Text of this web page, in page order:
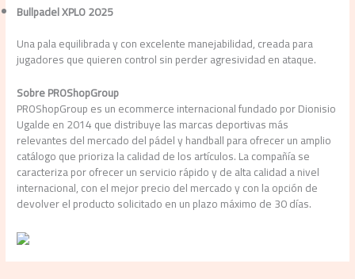
Bullpadel XPLO 2025
Una pala equilibrada y con excelente manejabilidad, creada para
jugadores que quieren control sin perder agresividad en ataque.
Sobre PROShopGroup
PROShopGroup es un ecommerce internacional fundado por Dionisio
Ugalde en 2014 que distribuye las marcas deportivas más
relevantes del mercado del pádel y handball para ofrecer un amplio
catálogo que prioriza la calidad de los artículos. La compañía se
caracteriza por ofrecer un servicio rápido y de alta calidad a nivel
internacional, con el mejor precio del mercado y con la opción de
devolver el producto solicitado en un plazo máximo de 30 días.